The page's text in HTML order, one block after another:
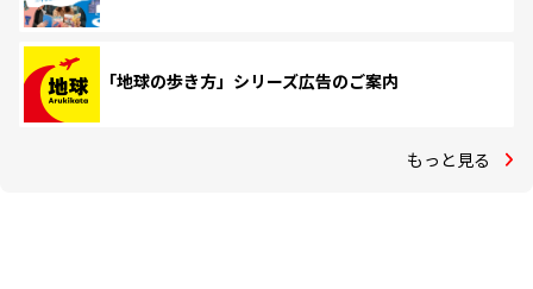
「地球の歩き方」シリーズ広告のご案内
もっと見る